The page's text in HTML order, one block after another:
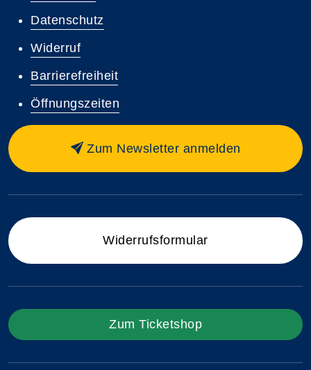
Datenschutz
Widerruf
Barrierefreiheit
Öffnungszeiten
Zum Newsletter anmelden
Widerrufsformular
Zum Ticketshop